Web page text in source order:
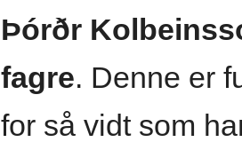
Þórðr
fagre. Denne er
for så vidt som